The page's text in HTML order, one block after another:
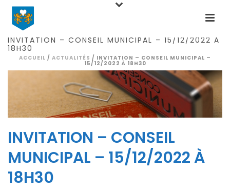
INVITATION – CONSEIL MUNICIPAL – 15/12/2022 À
18H30
ACCUEIL / ACTUALITÉS / INVITATION – CONSEIL MUNICIPAL –
15/12/2022 À 18H30
INVITATION – CONSEIL
MUNICIPAL – 15/12/2022 À
18H30